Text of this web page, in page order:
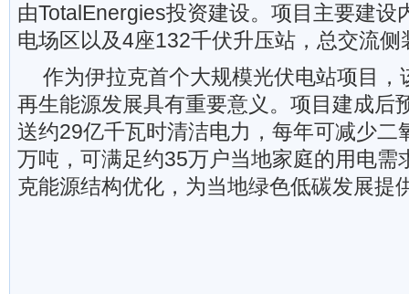
由TotalEnergies投资建设。项目主要建设
电场区以及4座132千伏升压站，总交流
作为伊拉克首个大规模光伏电站项目，
再生能源发展具有重要意义。项目建成后
送约29亿千瓦时清洁电力，每年可减少二
万吨，可满足约35万户当地家庭的用电需
克能源结构优化，为当地绿色低碳发展提